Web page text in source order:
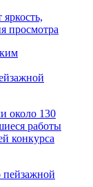
просмотра
около 130
работы
конкурса